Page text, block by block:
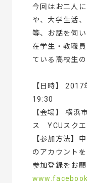
今回はお二人
や、大学生活
等、お話を伺い
在学生・教職
ている高校生
【日時】
19:30
【会場】 横
ス YCUスク
【参加方法】
のアカウント
参加登録をお願